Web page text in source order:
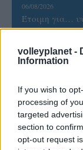
volleyplanet -
Information
If you wish to
processing of
targeted
section to
opt-out request
06/08/2026
Έτοιμη για…
με τον
05/08/2026
Ουρμπίνο
05/08/2026
Προς